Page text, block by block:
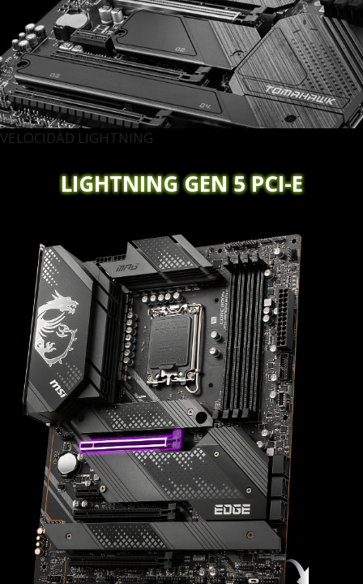
VELOCIDAD LIGHTNING
LIGHTNING GEN 5 PCI-E